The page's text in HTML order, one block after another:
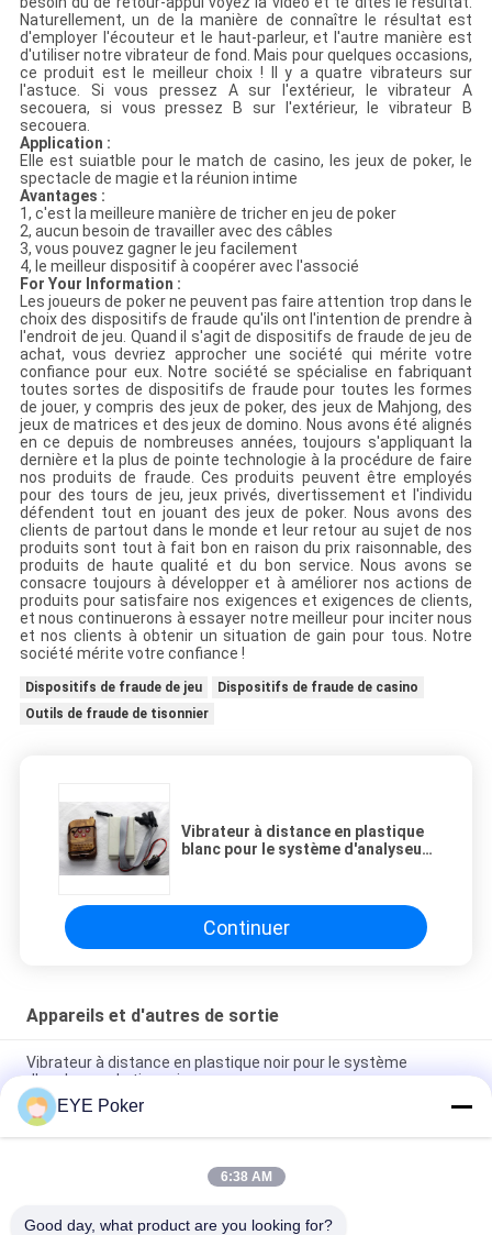
Naturellement, un de la manière de connaître le résultat est
d'employer l'écouteur et le haut-parleur, et l'autre manière est
d'utiliser notre vibrateur de fond. Mais pour quelques occasions,
ce produit est le meilleur choix ! Il y a quatre vibrateurs sur
l'astuce. Si vous pressez A sur l'extérieur, le vibrateur A
secouera, si vous pressez B sur l'extérieur, le vibrateur B
secouera.
Application :
Elle est suiatble pour le match de casino, les jeux de poker, le
spectacle de magie et la réunion intime
Avantages :
1, c'est la meilleure manière de tricher en jeu de poker
2, aucun besoin de travailler avec des câbles
3, vous pouvez gagner le jeu facilement
4, le meilleur dispositif à coopérer avec l'associé
For Your Information :
Les joueurs de poker ne peuvent pas faire attention trop dans le
choix des dispositifs de fraude qu'ils ont l'intention de prendre à
l'endroit de jeu. Quand il s'agit de dispositifs de fraude de jeu de
achat, vous devriez approcher une société qui mérite votre
confiance pour eux. Notre société se spécialise en fabriquant
toutes sortes de dispositifs de fraude pour toutes les formes
de jouer, y compris des jeux de poker, des jeux de Mahjong, des
jeux de matrices et des jeux de domino. Nous avons été alignés
en ce depuis de nombreuses années, toujours s'appliquant la
dernière et la plus de pointe technologie à la procédure de faire
nos produits de fraude. Ces produits peuvent être employés
pour des tours de jeu, jeux privés, divertissement et l'individu
défendent tout en jouant des jeux de poker. Nous avons des
clients de partout dans le monde et leur retour au sujet de nos
produits sont tout à fait bon en raison du prix raisonnable, des
produits de haute qualité et du bon service. Nous avons se
consacre toujours à développer et à améliorer nos actions de
produits pour satisfaire nos exigences et exigences de clients,
et nous continuerons à essayer notre meilleur pour inciter nous
et nos clients à obtenir un situation de gain pour tous. Notre
société mérite votre confiance !
Dispositifs de fraude de jeu
Dispositifs de fraude de casino
Outils de fraude de tisonnier
Vibrateur à distance en plastique
blanc pour le système d'analyseur
Continuer
Appareils et d'autres de sortie
Vibrateur à distance en plastique noir pour le système
d'analyseur de tisonnier
Écouteur sans fil du plastique un à un pour le système
d'analyseur de tisonnier dans la fraude de jeu
Convertisseur de tisonnier de SAMSUNG G S5 pour échanger
EYE Poker
6:38 AM
Good day, what product are you looking for?